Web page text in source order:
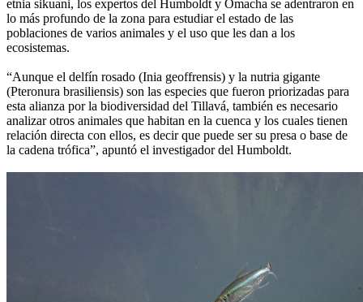
etnia sikuani, los expertos del Humboldt y Omacha se adentraron en
lo más profundo de la zona para estudiar el estado de las
poblaciones de varios animales y el uso que les dan a los
ecosistemas.
“Aunque el delfín rosado (Inia geoffrensis) y la nutria gigante
(Pteronura brasiliensis) son las especies que fueron priorizadas para
esta alianza por la biodiversidad del Tillavá, también es necesario
analizar otros animales que habitan en la cuenca y los cuales tienen
relación directa con ellos, es decir que puede ser su presa o base de
la cadena trófica”, apuntó el investigador del Humboldt.